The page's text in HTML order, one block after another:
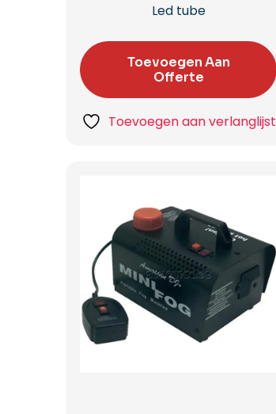
Led tube
Toevoegen Aan
Offerte
Toevoegen aan verlanglijst